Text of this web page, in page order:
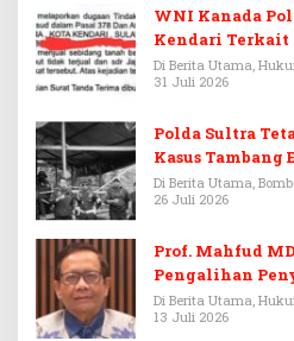
WNI Kanada
Kendari
Di Berita Utama,
31 Juli 2026
Polda Sultra
Kasus Tambang
Di Berita Utama,
26 Juli 2026
Prof. Mahfud
Pengalihan
Febrie
Di Berita Utama,
13 Juli 2026